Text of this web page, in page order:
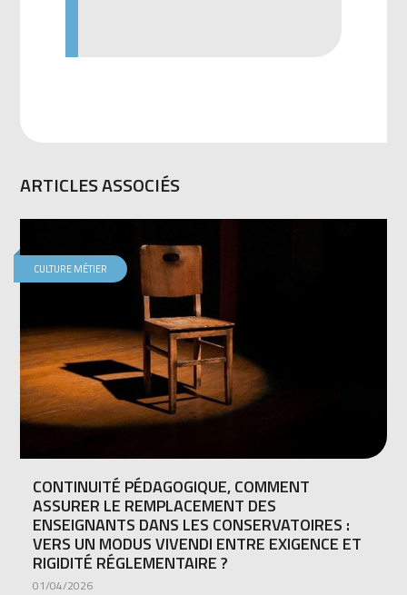
ARTICLES ASSOCIÉS
CULTURE MÉTIER
CONTINUITÉ PÉDAGOGIQUE, COMMENT
ASSURER LE REMPLACEMENT DES
ENSEIGNANTS DANS LES CONSERVATOIRES :
VERS UN MODUS VIVENDI ENTRE EXIGENCE ET
RIGIDITÉ RÉGLEMENTAIRE ?
01/04/2026